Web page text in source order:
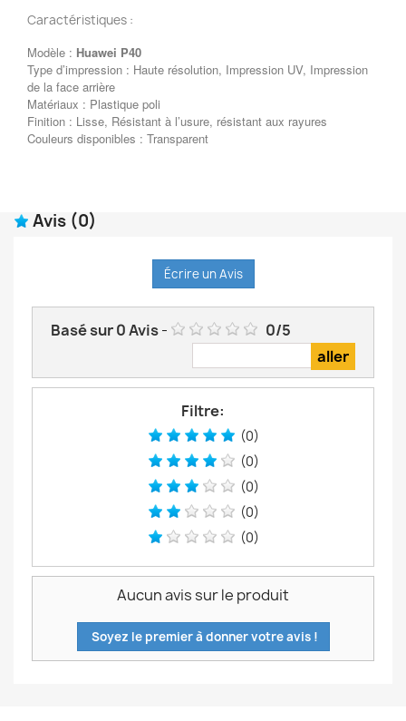
Caractéristiques :
Modèle : Huawei P40
Type d’impression : Haute résolution, Impression UV, Impression
de la face arrière
Matériaux : Plastique poli
Finition : Lisse, Résistant à l’usure, résistant aux rayures
Couleurs disponibles : Transparent
Avis (0)
Écrire un Avis
Basé sur0Avis- 0/5
Filtre:
(0)
(0)
(0)
(0)
(0)
Aucun avis sur le produit
Soyez le premier à donner votre avis !